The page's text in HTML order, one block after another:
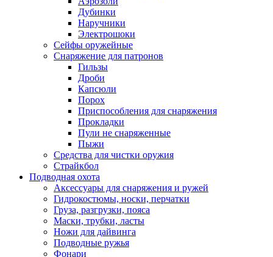
Дубинки
Наручники
Электрошоки
Сейфы оружейные
Снаряжение для патронов
Гильзы
Дроби
Капсюли
Порох
Приспособления для снаряжения
Прокладки
Пули не снаряженные
Пыжи
Средства для чистки оружия
Страйкбол
Подводная охота
Аксессуары для снаряжения и ружей
Гидрокостюмы, носки, перчатки
Груза, разгрузки, пояса
Маски, трубки, ласты
Ножи для дайвинга
Подводные ружья
Фонари